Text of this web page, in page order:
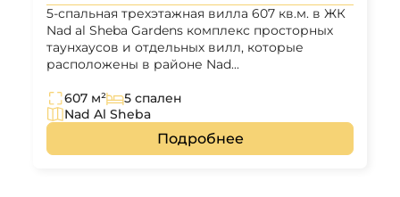
5-спальная трехэтажная вилла 607 кв.м. в ЖК
Nad al Sheba Gardens комплекс просторных
таунхаусов и отдельных вилл, которые
расположены в районе Nad...
607 м²
5 спален
Nad Al Sheba
Подробнее